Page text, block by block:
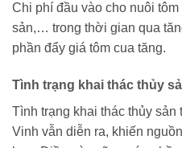
Chi phí đầu vào cho nuôi
sản,… trong thời gian qua
phần đẩy giá tôm cua tăng.
Tình trạng khai thác thủy
Tình trạng khai thác thủy sản
Vinh vẫn diễn ra, khiến